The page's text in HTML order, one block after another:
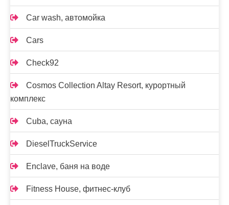
Car wash, автомойка
Cars
Check92
Cosmos Collection Altay Resort, курортный
комплекс
Cuba, сауна
DieselTruckService
Enclave, баня на воде
Fitness House, фитнес-клуб